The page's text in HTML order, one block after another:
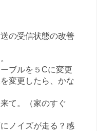
の受信状態の改善
ブルを５Cに変更
変更したら、かな
て。（家のすぐ
ノイズが走る？感